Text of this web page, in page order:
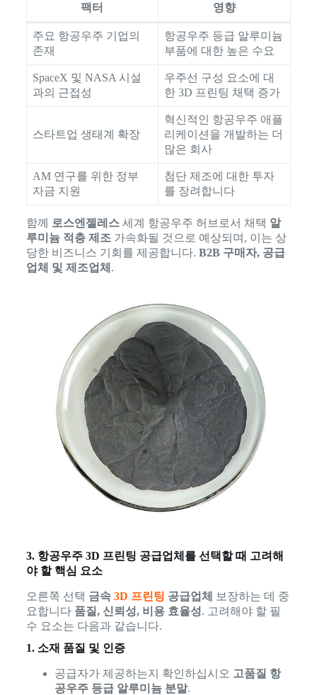
팩터 영향
주요 항공우주 기업의
존재
항공우주 등급 알루미늄
부품에 대한 높은 수요
SpaceX 및 NASA 시설
과의 근접성
우주선 구성 요소에 대
한 3D 프린팅 채택 증가
스타트업 생태계 확장
혁신적인 항공우주 애플
리케이션을 개발하는 더
많은 회사
AM 연구를 위한 정부
자금 지원
첨단 제조에 대한 투자
를 장려합니다
함께 로스엔젤레스세계 항공우주 허브로서 채택 알
루미늄 적층 제조 가속화될 것으로 예상되며, 이는 상
당한 비즈니스 기회를 제공합니다. B2B 구매자, 공급
업체 및 제조업체 .
3. 항공우주 3D 프린팅 공급업체를 선택할 때 고려해
야 할 핵심 요소
오른쪽 선택 금속 3D 프린팅 공급업체
보장하는 데 중
요합니다 품질, 신뢰성, 비용 효율성. 고려해야 할 필
수 요소는 다음과 같습니다.
1. 소재 품질 및 인증
공급자가 제공하는지 확인하십시오 고품질 항
공우주 등급 알루미늄 분말.